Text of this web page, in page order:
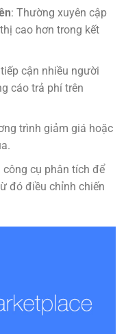
: Thường xuyên cập
cao hơn trong kết
cận nhiều người
cáo trả phí trên
trình giảm giá hoặc
công cụ phân tích để
đó điều chỉnh chiến